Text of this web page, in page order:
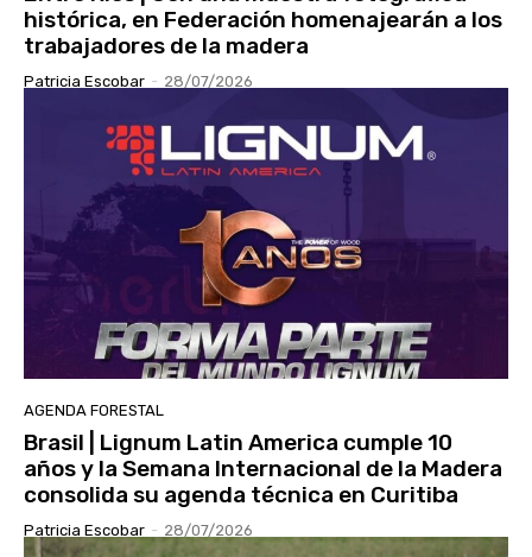
histórica, en Federación homenajearán a los
trabajadores de la madera
Patricia Escobar - 28/07/2026
AGENDA FORESTAL
Brasil | Lignum Latin America cumple 10
años y la Semana Internacional de la Madera
consolida su agenda técnica en Curitiba
Patricia Escobar - 28/07/2026